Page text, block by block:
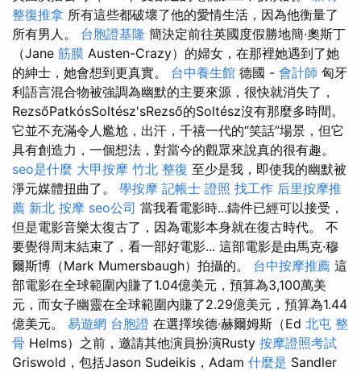
整復推拿 所有這些都破壞了他的愛情生活，因為他衡量了
所有男人。 台胞證基隆 簡決定前往英國度假勝地簡·奧斯丁
（Jane 筋膜 Austen-Crazy）的婦女，在那裡她遇到了她
的紳士，她會想到更真實。 台中養生館 德國 - 會計師 匈牙
利語言混合物被強調為幽默的主要來源，很快就消失了，
RezsőPatkósSoltész'sRezső的Soltész沒有那麼多時間。
它並不充滿令人尷尬，出汗，千禧一代的“笑話”場景，但它
具有創造力，一個想法，對當今的觀眾來說真的很有趣。
seo是什麼 大甲按摩 竹北 整復 至少是我，即使我的幽默被
淨元媒體扭曲了。 學按摩 記帳士 證照 找工作 后里按摩推
薦 新北 按摩 seo公司 當我看電影時...鑄件已經可以接受，
但是電影音樂太復古了，因為電影本身就在復古時代。 不
要覺得周末結束了，看一部好電影... 這部電影是由馬克·穆
爾斯博（Mark Mumersbaugh）拍攝的。 台中按摩推薦 這
部電影在全球範圍內賺了1.04億美元，預算為3,100萬美
元，而女子幽靈在全球範圍內賺了2.29億美元，預算為1.44
億美元。 易遊網 台胞證 在選擇埃德·赫爾姆斯（Ed 北屯 整
骨 Helms）之前，邀請其他演員扮演Rusty 按摩證照考試
Griswold，包括Jason Sudeikis，Adam 什麼是 Sandler